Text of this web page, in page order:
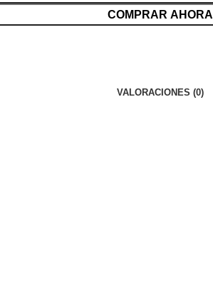
COMPRAR AHORA
VALORACIONES (0)